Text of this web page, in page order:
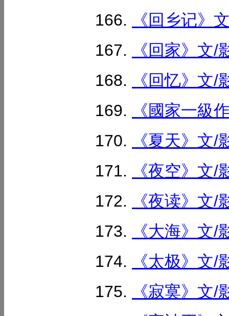
《回乡记》
《回家》文
《回忆》文
《國家一級
《夏天》文
《夜空》文
《夜读》文
《大海》文
《太极》文
《寂寞》文